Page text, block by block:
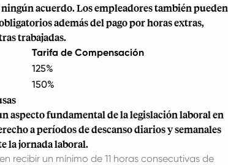
acuerdo. Los empleadores también pueden
además del pago por horas extras,
trabajadas.
Tarifa de Compensación
125%
150%
aspecto fundamental de la legislación laboral en
a períodos de descanso diarios y semanales
la jornada laboral.
recibir un mínimo de 11 horas consecutivas de